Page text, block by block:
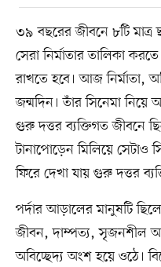
৩৯ বছরের জীবনে ৮টি মাত্র
সেরা নির্মাতার তালিকা
রাখতে হবে। আজ নির্মাতা,
জন্মদিন। তাঁর সিনেমা
গুরু দত্তর ব্যক্তিগত জীবনে
টানাপোড়েন মিলিয়ে সেটাও
ফিরে দেখা যায় গুরু দত্তর
পর্দার আড়ালের মানুষটি
জীবন, দাম্পত্য, সৃজনশীল
অবিচ্ছেদ্য অংশ হয়ে ওঠে।